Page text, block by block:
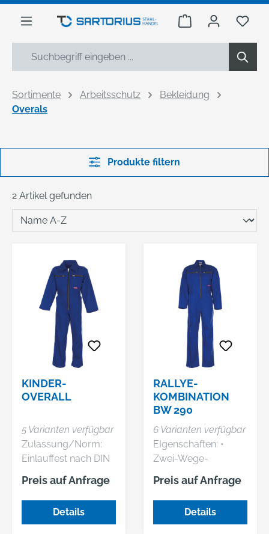
springen
Warenkorb Du
Sortimente Arbeitsschutz
Bekleidung
Overals
Produkte filtern
2 Artikel gefunden
KINDER-
OVERALL
5 Varianten verfügbar
Zulassung/Norm:
Einlauffest nach DIN
EN ISO 6330
Eigenschaften: •
Erfüllt UV Standard
801 (Protect 80) •
Preis auf Anfrage
Details
RALLYE-
KOMBINATION
BW 290
6 Varianten verfügbar
EIgenschaften: •
Zwei-Wege-
Reißverschluss •
Gummizug im
Rücken • Verstellbare
Fußweite und
Preis auf Anfrage
Details